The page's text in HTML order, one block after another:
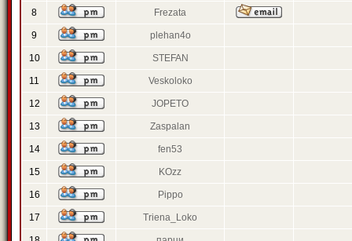
8 Frezata
9 plehan4o
10 STEFAN
11 Veskoloko
12 JOPETO
13 Zaspalan
14 fen53
15 KOzz
16 Pippo
17 Triena_Loko